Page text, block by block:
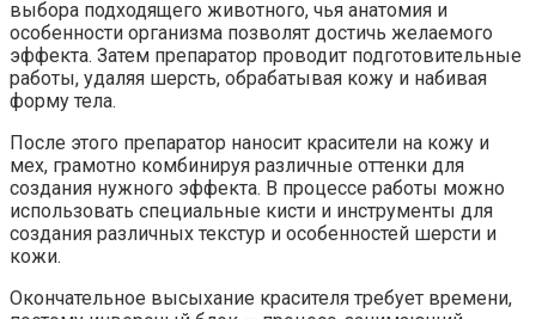
выбора подходящего животного, чья анатомия и
особенности организма позволят достичь желаемого
эффекта. Затем препаратор проводит подготовительные
работы, удаляя шерсть, обрабатывая кожу и набивая
форму тела.
После этого препаратор наносит красители на кожу и
мех, грамотно комбинируя различные оттенки для
создания нужного эффекта. В процессе работы можно
использовать специальные кисти и инструменты для
создания различных текстур и особенностей шерсти и
кожи.
Окончательное высыхание красителя требует времени,